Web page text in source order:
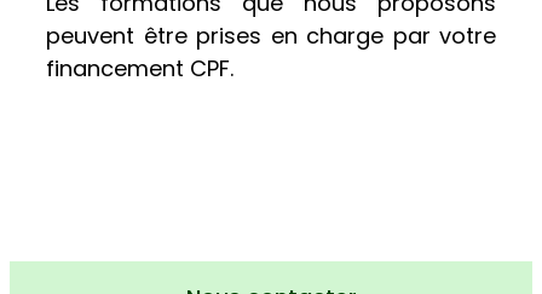
peuvent être prises en charge par votre
financement CPF.